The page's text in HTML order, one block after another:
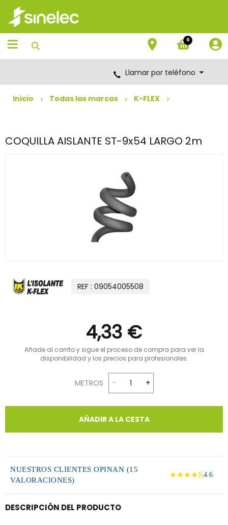
Saltar
contenido
Saltar
menú
de
navegación
0
Llamar por teléfono
Inicio Todas las marcas K-FLEX
COQUILLA AISLANTE ST-9x54 LARGO 2m
REF : 09054005508
4,33 €
Añade al carrito y sigue el proceso de compra para ver la
disponibilidad y los precios para profesionales.
METROS
AÑADIR A LA CESTA
NUESTROS CLIENTES OPINAN (15
VALORACIONES)
★★★★½4.6
DESCRIPCIÓN DEL PRODUCTO